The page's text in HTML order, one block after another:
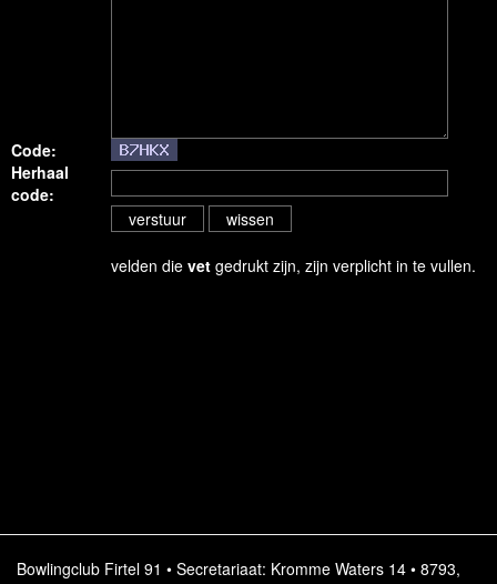
Code:
Herhaal
code:
velden die vet gedrukt zijn, zijn verplicht in te vullen.
Bowlingclub Firtel 91 • Secretariaat: Kromme Waters 14 • 8793,